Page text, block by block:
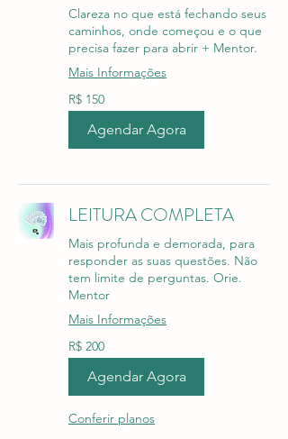
Clareza no que está fechando seus
caminhos, onde começou e o que
precisa fazer para abrir + Mentor.
Mais Informações
150
Reais
brasileiros
R$ 150
Agendar Agora
LEITURA COMPLETA
Mais profunda e demorada, para
responder as suas questões. Não
tem limite de perguntas. Orie.
Mentor
Mais Informações
200
Reais
brasileiros
R$ 200
Agendar Agora
Conferir planos